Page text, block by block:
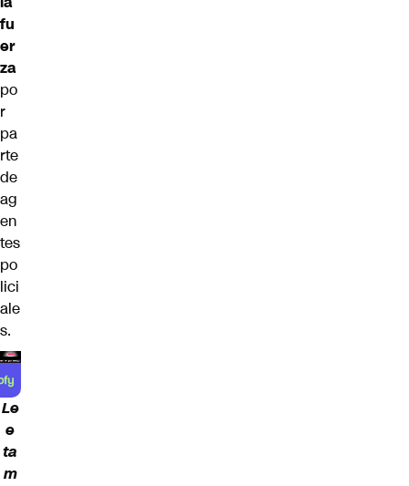
fu
er
za
po
r
pa
rte
de
ag
en
tes
po
lici
ale
s.
Le
e
ta
m